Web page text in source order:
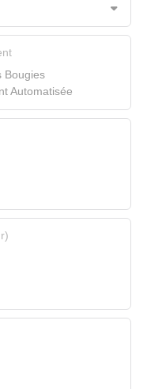
Bougies
Automatisée